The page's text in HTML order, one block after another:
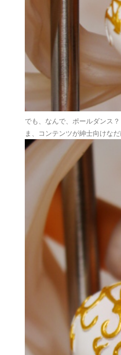
でも、なんで、ポールダンス？
ま、コンテンツが紳士向けな